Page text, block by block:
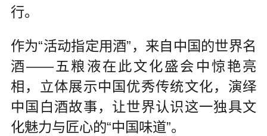
行。
作为“活动指定用酒”，来自中国的世界名
酒——五粮液在此文化盛会中惊艳亮
相，立体展示中国优秀传统文化，演绎
中国白酒故事，让世界认识这一独具文
化魅力与匠心的“中国味道”。